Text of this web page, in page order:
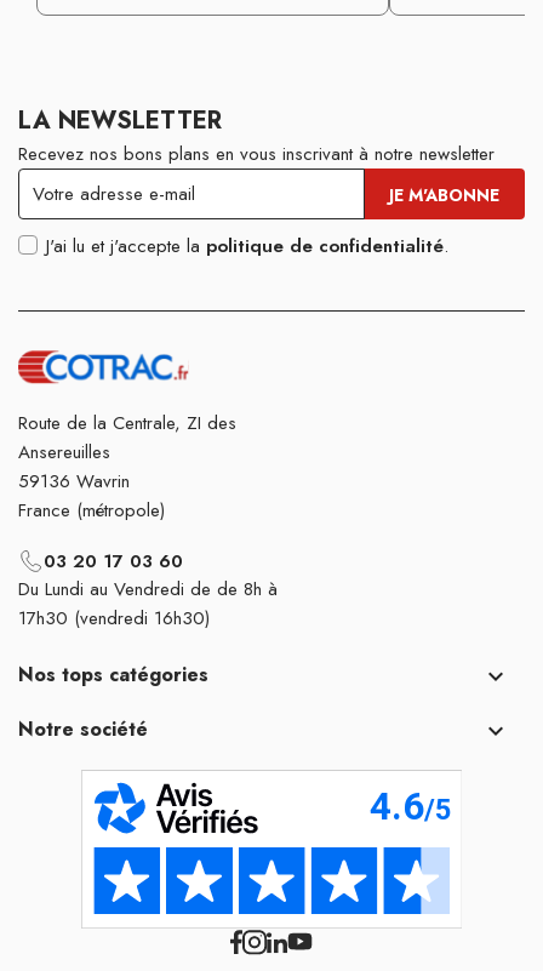
LA NEWSLETTER
Recevez nos bons plans en vous inscrivant à notre newsletter
J'ai lu et j'accepte la politique de confidentialité.
Route de la Centrale, ZI des
Ansereuilles
59136 Wavrin
France (métropole)
03 20 17 03 60
Du Lundi au Vendredi de de 8h à
17h30 (vendredi 16h30)
Nos tops catégories 
Notre société 